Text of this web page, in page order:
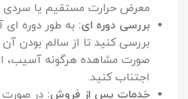
معرض حرارت مستقیم یا سردی
بررسی دوره ای: به طور دوره ای
بررسی کنید تا از سالم بودن
صورت مشاهده هرگونه آسیب،
اجتناب کنید.
خدمات پس از فروش: در صورت